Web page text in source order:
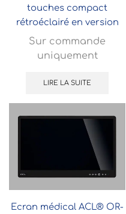
touches compact
rétroéclairé en version
OEM avec souris tactile
Sur commande
uniquement
LIRE LA SUITE
Ecran médical ACL® OR-